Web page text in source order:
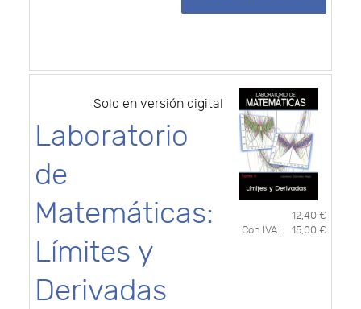
Solo en versión digital
Laboratorio
de
Matemáticas:
Límites y
Derivadas
12,40 €
Con IVA:
15,00 €